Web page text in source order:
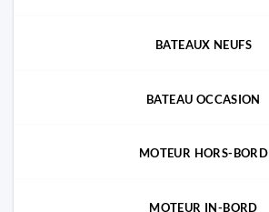
BATEAUX NEUFS
BATEAU OCCASION
MOTEUR HORS-BORD
MOTEUR IN-BORD